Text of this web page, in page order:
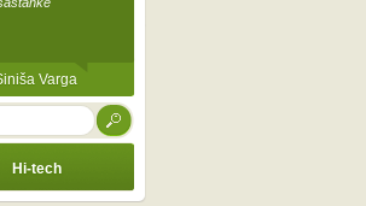
Varga
Hi-tech